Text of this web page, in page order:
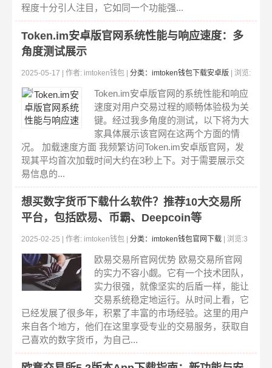
程度十分引人注目，它如同一个功能强...
Token.im安卓版官网系统性能与响应速度：多
角度测试展示
2025-05-17 | 作者: imtoken钱包 | 分类：imtoken钱包下载安卓版 | 浏览:
304
Token.im安卓版官网的系统性能和响应
速度对用户交易过程的顺畅体验极为关
键。经过我多角度的测试，以下将为大
家具体展示该官网在这两个方面的情
况。 加载速度方面 我频繁访问Token.im安卓版官网，发
现其平均首次加载时间大约在3秒上下。对于需要展示交
易信息的...
想买数字货币下载什么软件？推荐10大交易所
平台，包括欧易、币霸、Deepcoin等
2025-02-25 | 作者: imtoken钱包 | 分类：imtoken钱包官网下载 | 浏览:3
82
欧易交易所官网优势 欧易交易所官网
的实力不容小觑。它有一个技术团队，
实力很强，就像坚实的后盾一样，能让
交易系统稳定地运行。从时间上看，它
已经发展了很多年，积累了丰富的市场经验。这里的用户
来自各个地方，他们在这里享受专业的交易服务，获取自
己喜欢的数字货币，为自己...